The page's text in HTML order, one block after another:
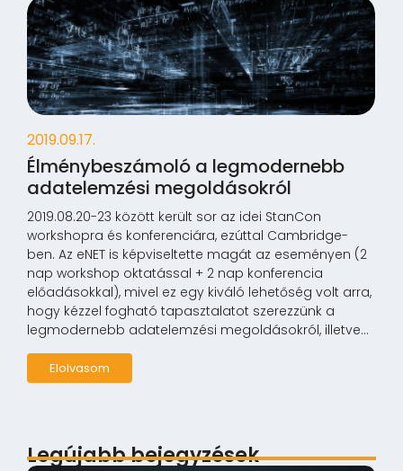
2019.09.17.
Élménybeszámoló a legmodernebb
adatelemzési megoldásokról
2019.08.20-23 között került sor az idei StanCon
workshopra és konferenciára, ezúttal Cambridge-
ben. Az eNET is képviseltette magát az eseményen (2
nap workshop oktatással + 2 nap konferencia
előadásokkal), mivel ez egy kiváló lehetőség volt arra,
hogy kézzel fogható tapasztalatot szerezzünk a
legmodernebb adatelemzési megoldásokról, illetve...
Elolvasom
Legújabb bejegyzések